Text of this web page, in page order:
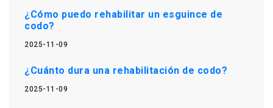
¿Cómo puedo rehabilitar un esguince de
codo?
2025-11-09
¿Cuánto dura una rehabilitación de codo?
2025-11-09